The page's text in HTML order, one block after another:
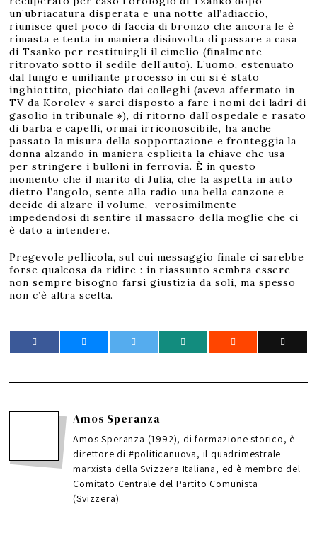
un’ubriacatura disperata e una notte all’adiaccio,
riunisce quel poco di faccia di bronzo che ancora le è
rimasta e tenta in maniera disinvolta di passare a casa
di Tsanko per restituirgli il cimelio (finalmente
ritrovato sotto il sedile dell’auto). L’uomo, estenuato
dal lungo e umiliante processo in cui si è stato
inghiottito, picchiato dai colleghi (aveva affermato in
TV da Korolev « sarei disposto a fare i nomi dei ladri di
gasolio in tribunale »), di ritorno dall’ospedale e rasato
di barba e capelli, ormai irriconoscibile, ha anche
passato la misura della sopportazione e fronteggia la
donna alzando in maniera esplicita la chiave che usa
per stringere i bulloni in ferrovia. È in questo
momento che il marito di Julia, che la aspetta in auto
dietro l’angolo, sente alla radio una bella canzone e
decide di alzare il volume, verosimilmente
impedendosi di sentire il massacro della moglie che ci
è dato a intendere.
Pregevole pellicola, sul cui messaggio finale ci sarebbe
forse qualcosa da ridire : in riassunto sembra essere
non sempre bisogno farsi giustizia da soli, ma spesso
non c’è altra scelta.
Amos Speranza
Amos Speranza (1992), di formazione storico, è
direttore di #politicanuova, il quadrimestrale
marxista della Svizzera Italiana, ed è membro del
Comitato Centrale del Partito Comunista
(Svizzera).